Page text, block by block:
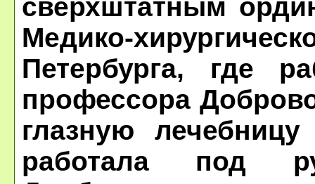
сверхштатным
Медико-
Петербурга, где
профессора
глазную
работала под